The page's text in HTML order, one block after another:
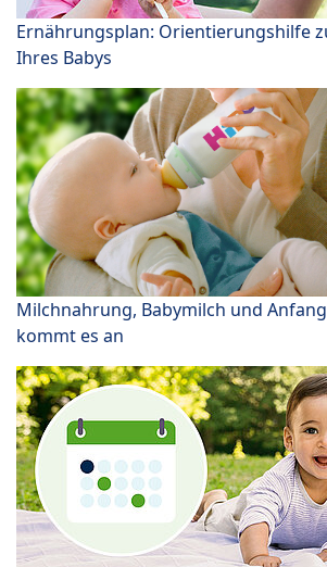
Ernährungsplan: Orientierungshilfe
Ihres Babys
Milchnahrung, Babymilch und
kommt es an